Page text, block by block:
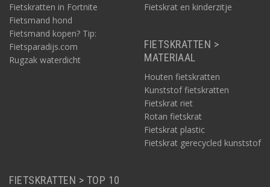
Fietskratten in Fortnite
Fietsmand hond
Fietsmand kopen? Tip:
Fietsparadijs.com
Rugzak waterdicht
Fietskrat en kinderzitje
FIETSKRATTEN >
MATERIAAL
Houten fietskratten
Kunststof fietskratten
Fietskrat riet
Rotan fietskrat
Fietskrat plastic
Fietskrat gerecycled kunststof
FIETSKRATTEN > TOP 10